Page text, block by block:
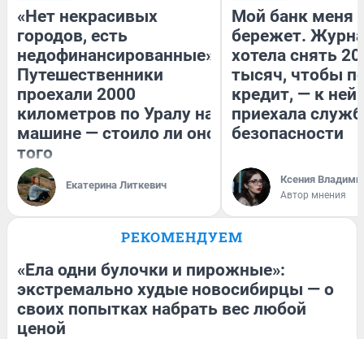
«Нет некрасивых
городов, есть
недофинансированные».
Путешественники
проехали 2000
километров по Уралу на
машине — стоило ли оно
того
Екатерина Литкевич
Мой банк меня
бережет.
хотела снять
тысяч, чтобы
кредит, — к
приехала
безопасности
Ксения
Автор мнения
РЕКОМЕНДУЕМ
«Ела одни булочки и пирожные»:
экстремально худые новосибирцы — о
своих попытках набрать вес любой
ценой